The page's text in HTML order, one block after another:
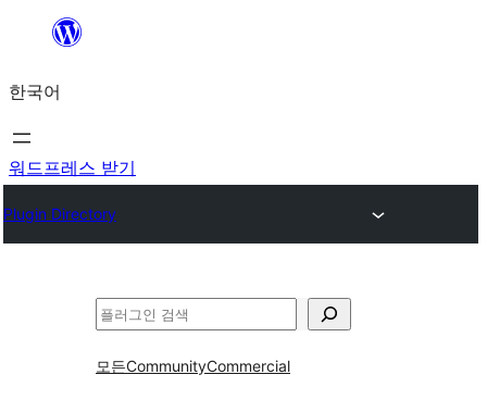
츠
로
바
가
한국어
워드프레스 받기
Plugin Directory
검
모든CommunityCommercial